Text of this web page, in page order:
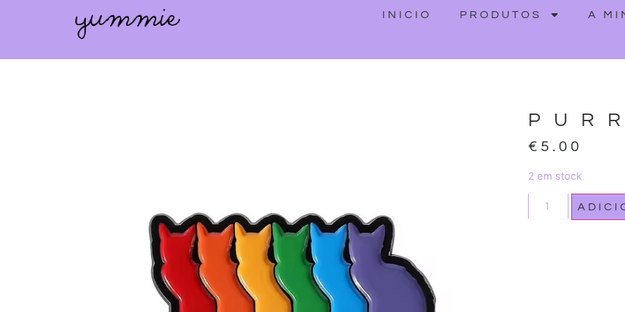
INICIO PRODUTOS A
€ 5.00
2 em stock